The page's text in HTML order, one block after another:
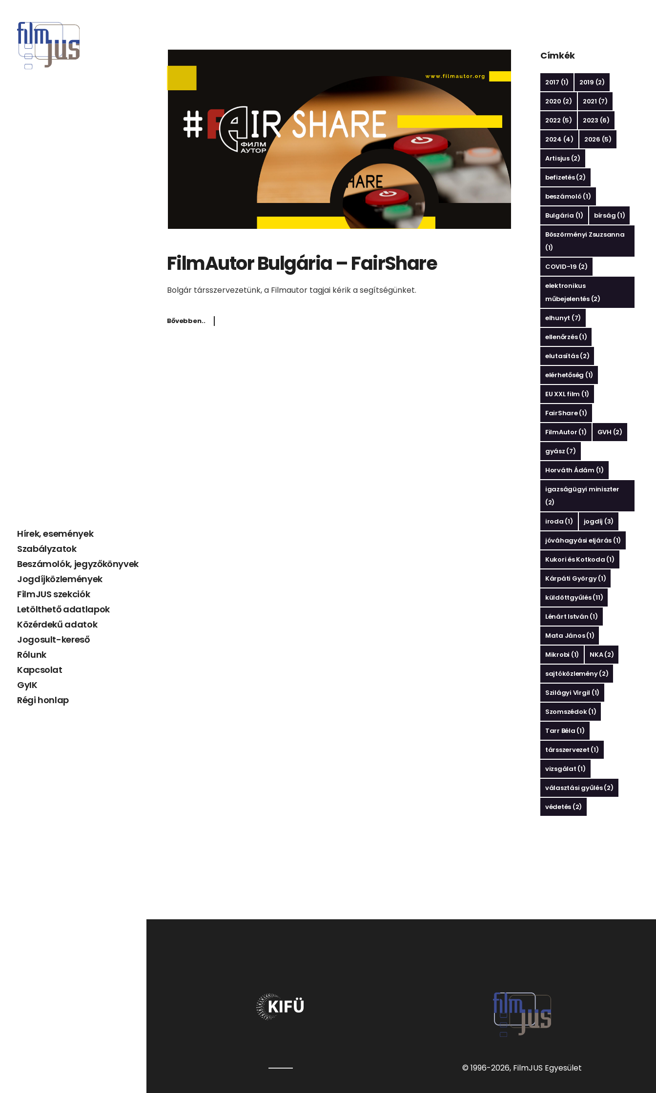
Hírek, események
Szabályzatok
Beszámolók, jegyzőkönyvek
Jogdíjközlemények
FilmJUS szekciók
Letölthető adatlapok
Közérdekű adatok
Jogosult-kereső
Rólunk
Kapcsolat
GyIK
Régi honlap
FilmAutor Bulgária – FairShare
Bolgár társszervezetünk, a Filmautor tagjai kérik a segítségünket.
Bővebben..
Címkék
2017 (1) 2019 (2)
2020 (2) 2021 (7)
2022 (5) 2023 (6)
2024 (4) 2026 (5)
Artisjus(2)
befizetés(2)
beszámoló (1)
Bulgária (1) bírság (1)
Böszörményi Zsuzsanna
(1)
COVID-19 (2)
elektronikus
műbejelentés(2)
elhunyt (7)
ellenőrzés(1)
elutasítás(2)
elérhetőség (1)
EU XXL film (1)
FairShare(1)
FilmAutor (1) GVH (2)
gyász (7)
Horváth Ádám (1)
igazságügyi miniszter
(2)
iroda (1) jogdíj (3)
jóváhagyási eljárás (1)
Kukori és Kotkoda (1)
Kárpáti György(1)
küldöttgyűlés(11)
Lénárt István (1)
Mata János(1)
Mikrobi (1) NKA(2)
sajtóközlemény(2)
Szilágyi Virgil (1)
Szomszédok(1)
Tarr Béla (1)
társszervezet (1)
vizsgálat (1)
választási gyűlés(2)
védetés (2)
© 1996-2026, FilmJUS Egyesület